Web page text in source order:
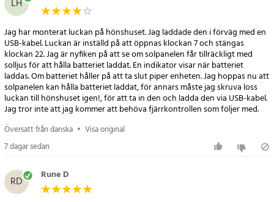
- Laddning: Solpanel, USB Type-C-laddare eller mobil strömkälla
- Laddspänning: 5V, ström >500MA
Artikelnummer: 117345
LH
Jag har monterat luckan på hönshuset. Jag laddade den i förväg med en
USB-kabel. Luckan är inställd på att öppnas klockan 7 och stängas
klockan 22. Jag är nyfiken på att se om solpanelen får tillräckligt med
solljus för att hålla batteriet laddat. En indikator visar när batteriet
laddas. Om batteriet håller på att ta slut piper enheten. Jag hoppas nu att
solpanelen kan hålla batteriet laddat, för annars måste jag skruva loss
luckan till hönshuset igen!, för att ta in den och ladda den via USB-kabel.
Jag tror inte att jag kommer att behöva fjärrkontrollen som följer med.
Översatt från danska • Visa original
7 dagar sedan
RD Rune D